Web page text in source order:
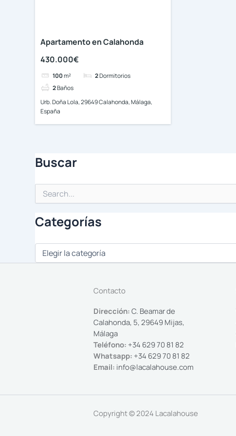
Apartamento en Calahonda
430.000€
100m² 2Dormitorios
2Baños
Urb. Doña Lola, 29649 Calahonda, Málaga,
España
Buscar
Buscar
por:
Categorías
Contacto
Dirección:C. Beamar de
Calahonda, 5, 29649 Mijas,
Málaga
Teléfono: +34 629 70 81 82
Whatsapp: +34 629 70 81 82
Email: info@lacalahouse.com
Copyright © 2024 Lacalahouse